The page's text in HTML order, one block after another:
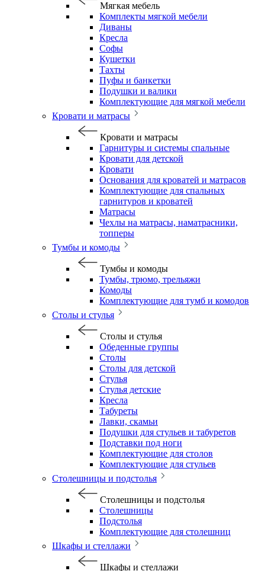
Мягкая мебель
Комплекты мягкой мебели
Диваны
Кресла
Софы
Кушетки
Тахты
Пуфы и банкетки
Подушки и валики
Комплектующие для мягкой мебели
Кровати и матрасы
Кровати и матрасы
Гарнитуры и системы спальные
Кровати для детской
Кровати
Основания для кроватей и матрасов
Комплектующие для спальных
гарнитуров и кроватей
Матрасы
Чехлы на матрасы, наматрасники,
топперы
Тумбы и комоды
Тумбы и комоды
Тумбы, трюмо, трельяжи
Комоды
Комплектующие для тумб и комодов
Столы и стулья
Столы и стулья
Обеденные группы
Столы
Столы для детской
Стулья
Стулья детские
Кресла
Табуреты
Лавки, скамьи
Подушки для стульев и табуретов
Подставки под ноги
Комплектующие для столов
Комплектующие для стульев
Столешницы и подстолья
Столешницы и подстолья
Столешницы
Подстолья
Комплектующие для столешниц
Шкафы и стеллажи
Шкафы и стеллажи